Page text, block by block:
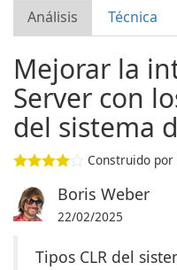
Análisis Técnica
Mejorar la
Server con
del sistema
Construido por
Boris Weber
22/02/2025
Tipos CLR del